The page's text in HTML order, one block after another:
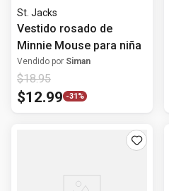
St. Jacks
Vestido rosado de
Minnie Mouse para niña
Vendido por Siman
$18.95
$12.99 -31%